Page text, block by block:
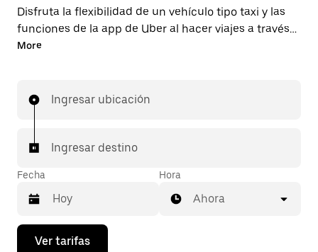
Disfruta la flexibilidad de un vehículo tipo taxi y las
funciones de la app de Uber al hacer viajes a través
de UberX en Santa Anita [Club de Golf]. Puedes
tarifas por adelantado económicas para cada viaje.
More
Ingresar ubicación
Ingresar destino
Fecha
Presiona
Hora
Ahora
Ver tarifas